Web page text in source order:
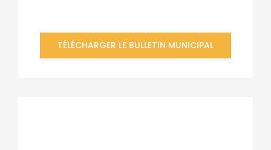
TÉLÉCHARGER LE BULLETIN MUNICIPAL